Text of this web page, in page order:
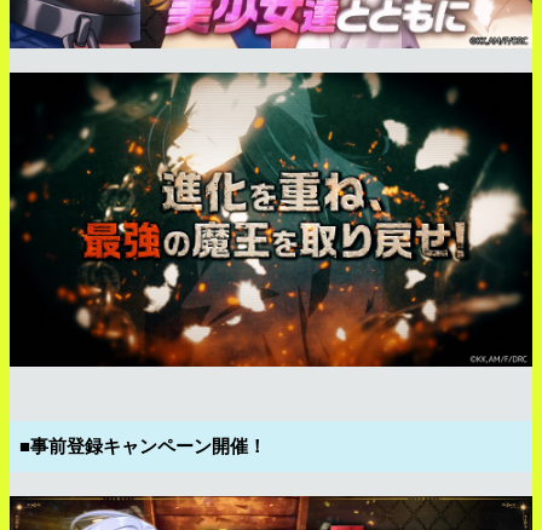
■事前登録キャンペーン開催！